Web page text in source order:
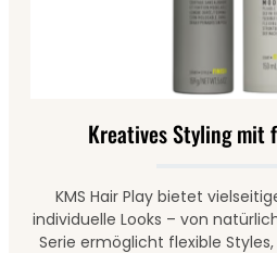
Kreatives Styling mit
KMS Hair Play bietet
individuelle Looks – von
Serie ermöglicht flexible